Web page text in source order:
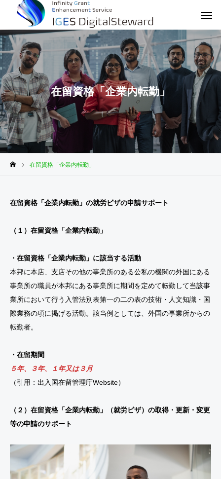
在留資格「企業内転勤」
在留資格「企業内転勤」
在留資格「企業内転勤」の就労ビザの申請サポート
（１）在留資格「企業内転勤」
・在留資格「企業内転勤」に該当する活動
本邦に本店、支店その他の事業所のある公私の機関の外国にある
事業所の職員が本邦にある事業所に期間を定めて転勤して当該事
業所において行う入管法別表第一の二の表の技術・人文知識・国
際業務の項に掲げる活動。該当例としては、外国の事業所からの
転勤者。
・在留期間
５年、３年、１年又は３月
（引用：出入国在留管理庁Website）
（２）在留資格「企業内転勤」（就労ビザ）の取得・更新・変更
等の申請のサポート